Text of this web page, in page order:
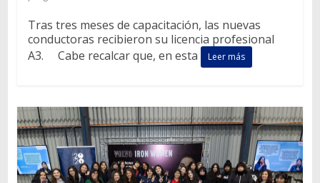
Tras tres meses de capacitación, las nuevas
conductoras recibieron su licencia profesional
A3. Cabe recalcar que, en esta
Leer más